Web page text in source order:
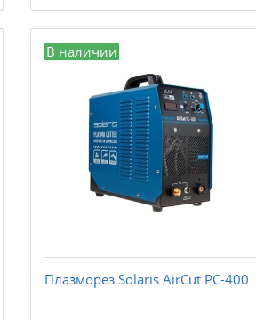
В наличии
Плазморез Solaris AirCut PC-400